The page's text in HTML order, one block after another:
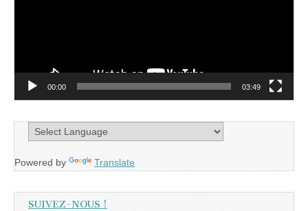
00:00 03:49
Powered by Translate
SUIVEZ-NOUS !